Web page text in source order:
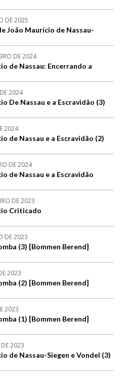
DE 2025
João Maurício de Nassau-
DE 2024
de Nassau: Encerrando a
2024
De Nassau e a Escravidão (3)
2024
de Nassau e a Escravidão (2)
DE 2024
de Nassau e a Escravidão
DE 2023
Criticado
DE 2023
(3) [Bommen Berend]
2023
(2) [Bommen Berend]
2023
(1) [Bommen Berend]
2023
de Nassau-Siegen e Vondel (3)